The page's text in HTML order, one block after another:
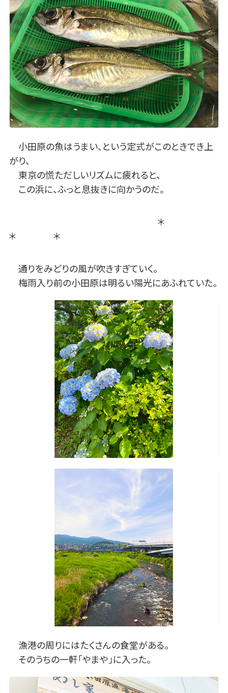
小田原の魚はうまい、という定式がこのときでき上
がり、
東京の慌ただしいリズムに疲れると、
この浜に、ふっと息抜きに向かうのだ。
＊
＊ ＊
通りをみどりの風が吹きすぎていく。
梅雨入り前の小田原は明るい陽光にあふれていた。
漁港の周りにはたくさんの食堂がある。
そのうちの一軒「やまや」に入った。